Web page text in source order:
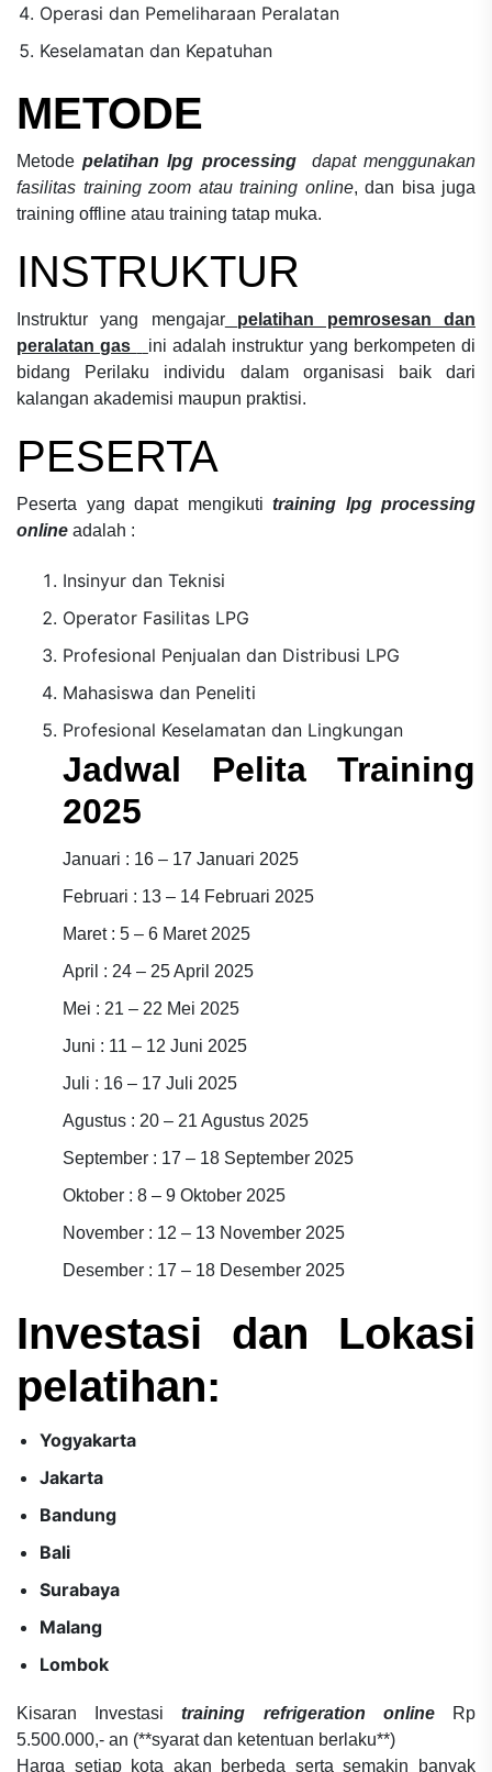
Operasi dan Pemeliharaan Peralatan
Keselamatan dan Kepatuhan
METODE
Metode pelatihan lpg processing
dapat menggunakan
fasilitas training zoom atau training online, dan bisa juga
training offline atau training tatap muka.
INSTRUKTUR
Instruktur yang mengajar
pelatihan pemrosesan dan
peralatan gas
ini adalah instruktur yang berkompeten di
bidang
Perilaku individu dalam organisasi baik dari
kalangan akademisi maupun praktisi.
PESERTA
Peserta yang dapat mengikuti training lpg processing
online adalah :
Insinyur dan Teknisi
Operator Fasilitas LPG
Profesional Penjualan dan Distribusi LPG
Mahasiswa dan Peneliti
Profesional Keselamatan dan Lingkungan
Jadwal Pelita Training
2025
Januari : 16 – 17 Januari 2025
Februari : 13 – 14 Februari 2025
Maret : 5 – 6 Maret 2025
April : 24 – 25 April 2025
Mei : 21 – 22 Mei 2025
Juni : 11 – 12 Juni 2025
Juli : 16 – 17 Juli 2025
Agustus : 20 – 21 Agustus 2025
September : 17 – 18 September 2025
Oktober : 8 – 9 Oktober 2025
November : 12 – 13 November 2025
Desember : 17 – 18 Desember 2025
Investasi dan Lokasi
pelatihan:
Yogyakarta
Jakarta
Bandung
Bali
Surabaya
Malang
Lombok
Kisaran Investasi training refrigeration online
Rp
5.500.000,- an (**syarat dan ketentuan berlaku**)
Harga setiap kota akan berbeda serta semakin banyak